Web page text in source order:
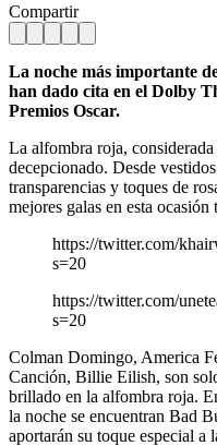
Compartir
La noche más importante
han dado cita en el Dolby
Premios Oscar.
La alfombra roja,
decepcionado. Desde
transparencias y toques de
mejores galas en esta ocasión
https://twitter.com/
s=20
https://twitter.com/
s=20
Colman Domingo, America
Canción, Billie Eilish, son
brillado en la alfombra roja.
la noche se encuentran Bad
aportarán su toque especial a